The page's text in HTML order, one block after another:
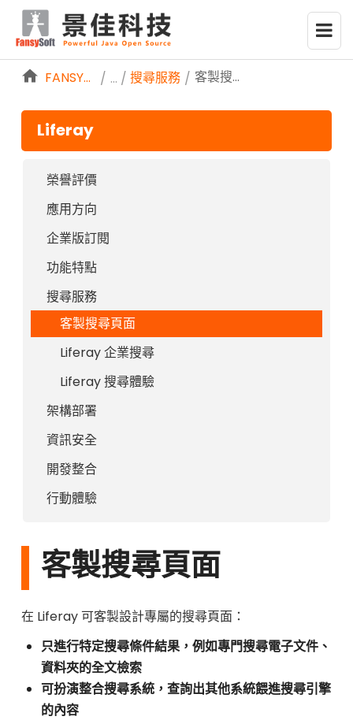
略過到內容
FANSYSOFTWEB / 搜尋服務 / 客製搜尋頁面
Liferay
榮譽評價
應用方向
企業版訂閱
功能特點
搜尋服務
客製搜尋頁面
Liferay 企業搜尋
Liferay 搜尋體驗
架構部署
資訊安全
開發整合
行動體驗
客製搜尋頁面
在 Liferay 可客製設計專屬的搜尋頁面：
只進行特定搜尋條件結果，例如專門搜尋電子文件、
資料夾的全文檢索
可扮演整合搜尋系統，查詢出其他系統餵進搜尋引擎
的內容